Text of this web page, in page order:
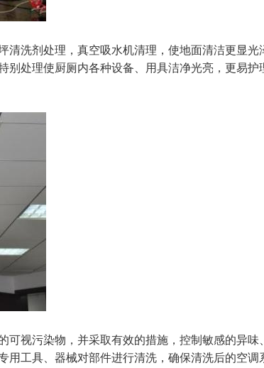
清洗剂处理，真空吸水机清理，使地面清洁更显
别处理使厨厕内各种设备、用具洁净光亮，更易
可视污染物，并采取有效的措施，控制敏感的异
用工具、器械对部件进行清洗，确保清洗后的空